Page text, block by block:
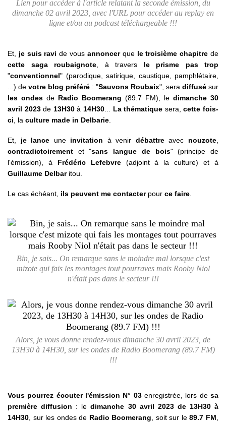
Lien pour accéder à l'article relatant la seconde émission, du
dimanche 02 avril 2023, avec l'URL pour accéder au replay en
ligne et/ou au podcast téléchargeable !!!
Et, je suis ravi de vous annoncerque le troisième chapitre de
cette saga roubaignote , à travers le prisme pas trop
"conventionnel" (parodique, satirique, caustique, pamphlétaire,
...) de votre blog préféré : "Sauvons Roubaix", sera diffusé sur
les ondes de Radio Boomerang (89.7 FM), le dimanche 30
avril 2023de 13H30à 14H30 La thématique sera,cette fois-
ci , la culture made in Delbarie
Et, je lance une invitation à venir débattreavec nouzote
contradictoirement et "sans langue de bois" (principe de
l'émission), à Frédéric Lefebvre(adjoint à la culture) et à
Guillaume Delbar itou.
Le cas échéant, ils peuvent me contacter pour ce faire
Bin, je sais... On remarque sans le moindre mal lorsque c'est
mizote qui fais les montages tout pourraves mais Rooby Niol
n'était pas dans le secteur !!!
Alors, je vous donne rendez-vous dimanche 30 avril 2023, de
13H30 à 14H30, sur les ondes de Radio Boomerang (89.7 FM)
!!!
Vous pourrez écouter l'émission N° 03 enregistrée, lors de sa
première diffusion : le dimanche 30 avril 2023 de 13H30 à
14H30 , sur les ondes de Radio Boomerang , soit sur le 89.7 FM